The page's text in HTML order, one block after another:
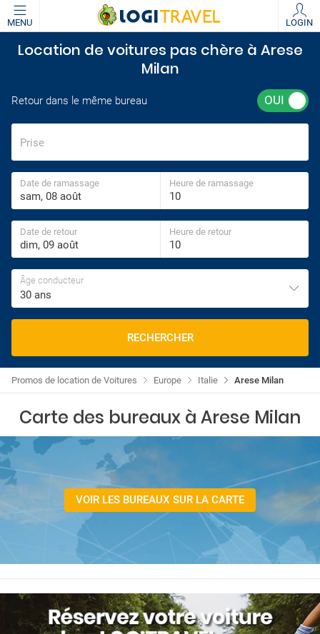
MENU LOGIN
Location de voitures pas chère à Arese
Milan
Retour dans le même bureau
Prise
Date de ramassage Heure de ramassage
Date de retour Heure de retour
Âge conducteur
30 ans
RECHERCHER
Arese Milan
Italie
Europe
Promos de location de Voitures
Carte des bureaux à Arese Milan
VOIR LES BUREAUX SUR LA CARTE